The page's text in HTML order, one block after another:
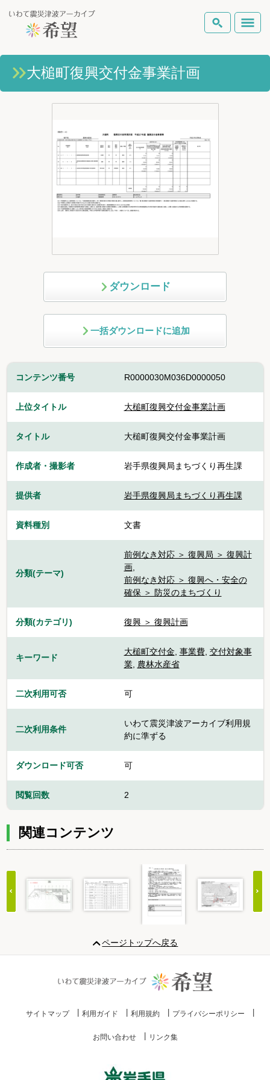
いわて震災津波アーカイブとは
ピックアップコンテンツ
Foreign Laguage
大槌町復興交付金事業計画
ダウンロード
一括ダウンロードに追加
コンテンツ番号 R0000030M036D0000050
上位タイトル 大槌町復興交付金事業計画
タイトル 大槌町復興交付金事業計画
作成者・撮影者 岩手県復興局まちづくり再生課
提供者 岩手県復興局まちづくり再生課
資料種別 文書
分類(テーマ)
前例なき対応 ＞ 復興局 ＞ 復興計
画,
前例なき対応 ＞ 復興へ・安全の
確保 ＞ 防災のまちづくり
分類(カテゴリ) 復興 ＞ 復興計画
キーワード
大槌町交付金, 事業費, 交付対象事
業, 農林水産省
二次利用可否 可
二次利用条件
いわて震災津波アーカイブ利用規
約に準ずる
ダウンロード可否 可
閲覧回数 2
関連コンテンツ
20
ページトップへ戻る
サイトマップ 利用ガイド 利用規約 プライバシーポリシー
お問い合わせ リンク集